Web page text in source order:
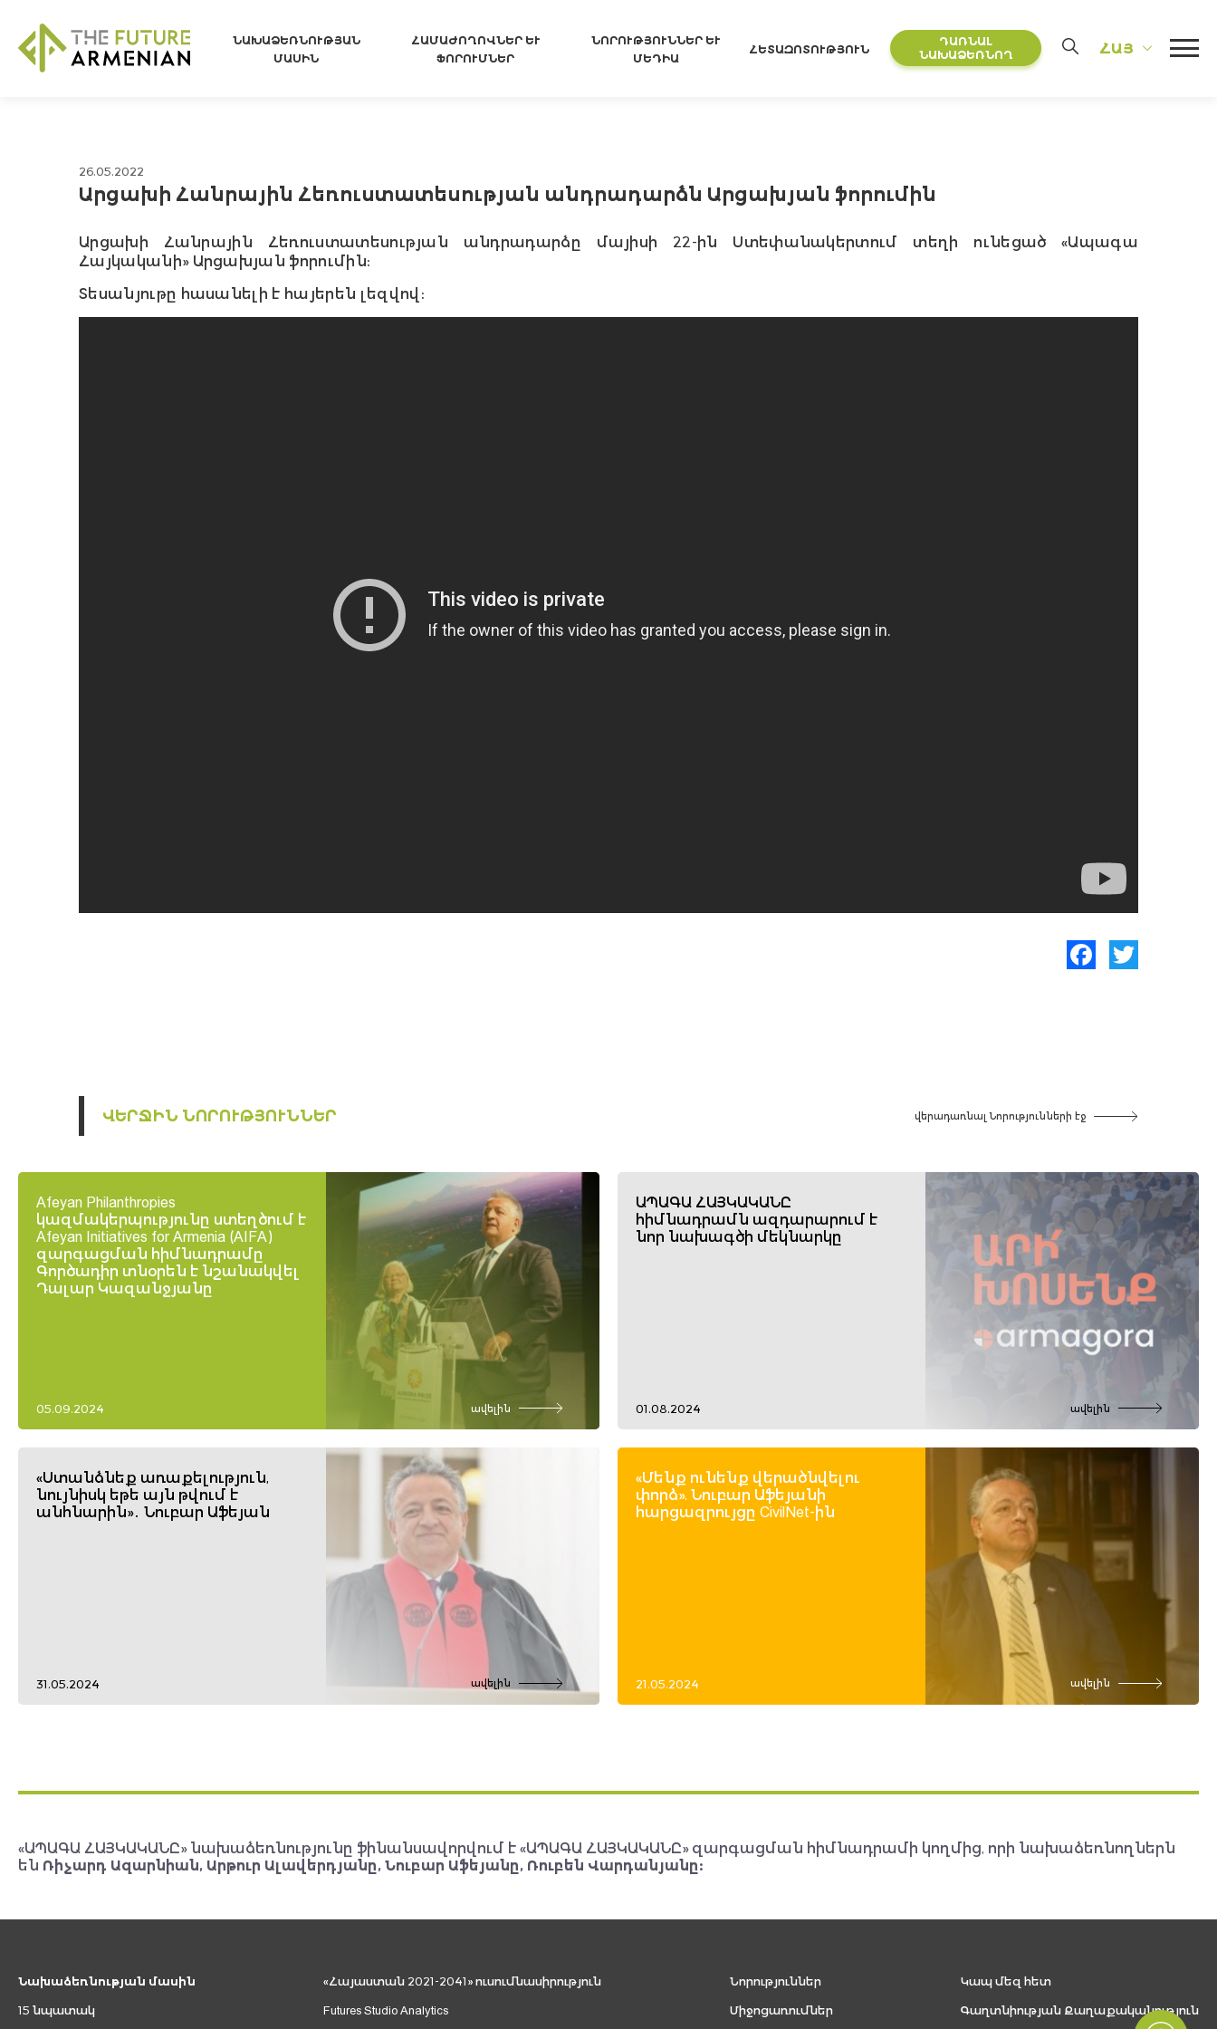
ՆԱԽԱՁԵՌՆՈՒԹՅԱՆ
ՄԱՍԻՆ
ՀԱՄԱԺՈՂՈՎՆԵՐ ԵՒ Ֆ
ՈՐՈՒՄՆԵՐ
ՆՈՐՈՒԹՅՈՒՆՆԵՐ ԵՒ Մ
ԵԴԻԱ
ՀԵՏԱԶՈՏՈՒԹՅՈՒՆ
ԴԱՌՆԱԼ
ՆԱԽԱՁԵՌՆՈՂ
ՀԱՅ
26.05.2022
Արցախի Հանրային Հեռուստատեսության անդրադարձն Արցախյան ֆորումին
Արցախի Հանրային Հեռուստատեսության անդրադարձը մայիսի 22-ին Ստեփանակերտում տեղի ունեցած «Ապագա
Հայկականի» Արցախյան ֆորումին։
Տեսանյութը հասանելի է հայերեն լեզվով։
ՎԵՐՋԻՆ ՆՈՐՈՒԹՅՈՒՆՆԵՐ վերադառնալ Նորությունների էջ
Afeyan Philanthropies
կազմակերպությունը ստեղծում է
Afeyan Initiatives for Armenia (AIFA)
զարգացման հիմնադրամը
Գործադիր տնօրեն է նշանակվել
Դալար Կազանջյանը
05.09.2024 ավելին
ԱՊԱԳԱ ՀԱՅԿԱԿԱՆԸ
հիմնադրամն ազդարարում է
նոր նախագծի մեկնարկը
01.08.2024 ավելին
«Ստանձնեք առաքելություն,
նույնիսկ եթե այն թվում է
անհնարին»․ Նուբար Աֆեյան
31.05.2024 ավելին
«Մենք ունենք վերածնվելու
փորձ». Նուբար Աֆեյանի
հարցազրույցը CivilNet-ին
21.05.2024 ավելին
«ԱՊԱԳԱ ՀԱՅԿԱԿԱՆԸ» նախաձեռնությունը ֆինանսավորվում է «ԱՊԱԳԱ ՀԱՅԿԱԿԱՆԸ» զարգացման հիմնադրամի կողմից, որի նախաձեռնողներն
են Ռիչարդ Ազարնիան, Արթուր Ալավերդյանը, Նուբար Աֆեյանը, Ռուբեն Վարդանյանը:
Նախաձեռնության մասին
15 նպատակ
«Հայաստան 2021-2041» ուսումնասիրություն
Futures Studio Analytics
Նորություններ
Միջոցառումներ
Կապ մեզ հետ
Գաղտնիության Քաղաքականություն